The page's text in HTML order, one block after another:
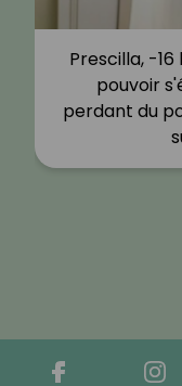
Prescilla, -
pouvoir
perdant du